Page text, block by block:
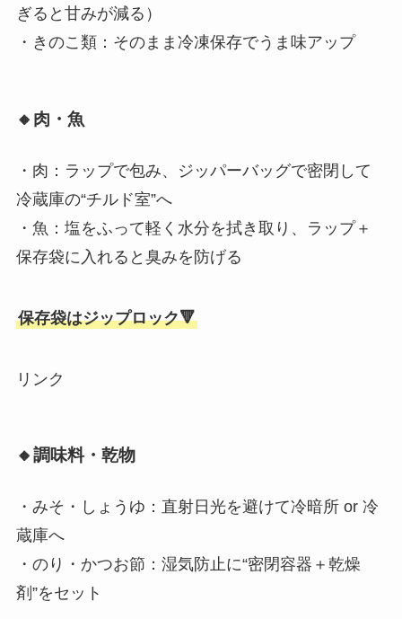
ぎると甘みが減る）
・きのこ類：そのまま冷凍保存でうま味アップ
🔸肉・魚
・肉：ラップで包み、ジッパーバッグで密閉して
冷蔵庫の“チルド室”へ
・魚：塩をふって軽く水分を拭き取り、ラップ＋
保存袋に入れると臭みを防げる
保存袋はジップロック🔻
リンク
🔸調味料・乾物
・みそ・しょうゆ：直射日光を避けて冷暗所 or 冷
蔵庫へ
・のり・かつお節：湿気防止に“密閉容器＋乾燥
剤”をセット